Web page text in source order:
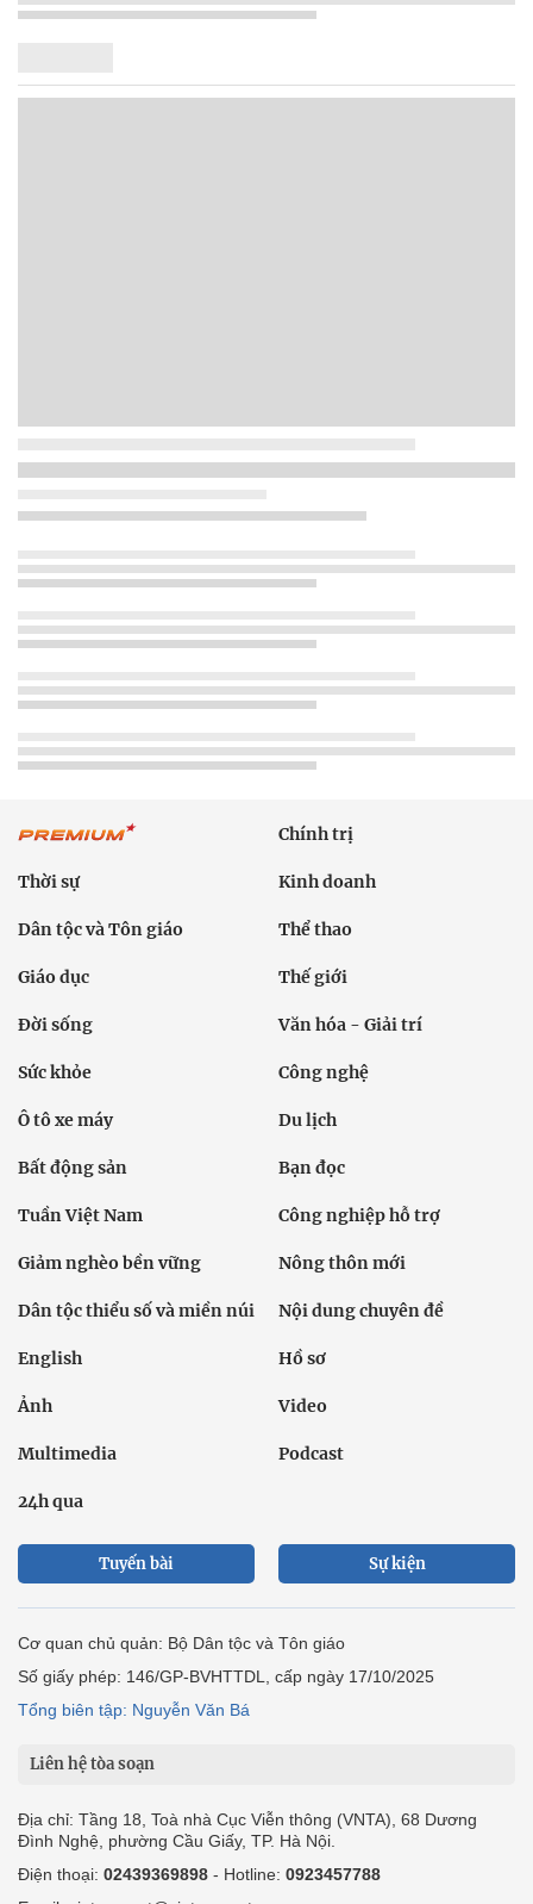
Chính trị
Thời sự Kinh doanh
Dân tộc và Tôn giáo Thể thao
Giáo dục Thế giới
Đời sống Văn hóa - Giải trí
Sức khỏe Công nghệ
Ô tô xe máy Du lịch
Bất động sản Bạn đọc
Tuần Việt Nam Công nghiệp hỗ trợ
Giảm nghèo bền vững Nông thôn mới
Dân tộc thiểu số và miền núi Nội dung chuyên đề
English Hồ sơ
Ảnh Video
Multimedia Podcast
24h qua
Tuyến bài Sự kiện
Cơ quan chủ quản: Bộ Dân tộc và Tôn giáo
Số giấy phép: 146/GP-BVHTTDL, cấp ngày 17/10/2025
Tổng biên tập: Nguyễn Văn Bá
Liên hệ tòa soạn
Địa chỉ: Tầng 18, Toà nhà Cục Viễn thông (VNTA), 68 Dương
Đình Nghệ, phường Cầu Giấy, TP. Hà Nội.
Điện thoại: 02439369898 - Hotline: 0923457788